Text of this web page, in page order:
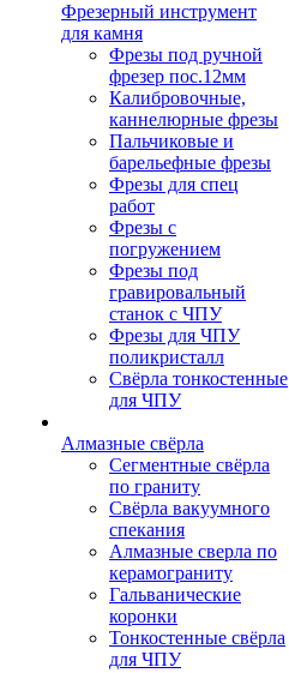
Фрезерный инструмент
для камня
Фрезы под ручной
фрезер пос.12мм
Калибровочные,
каннелюрные фрезы
Пальчиковые и
барельефные фрезы
Фрезы для спец
работ
Фрезы с
погружением
Фрезы под
гравировальный
станок с ЧПУ
Фрезы для ЧПУ
поликристалл
Свёрла тонкостенные
для ЧПУ
Алмазные свёрла
Сегментные свёрла
по граниту
Свёрла вакуумного
спекания
Алмазные сверла по
керамограниту
Гальванические
коронки
Тонкостенные свёрла
для ЧПУ